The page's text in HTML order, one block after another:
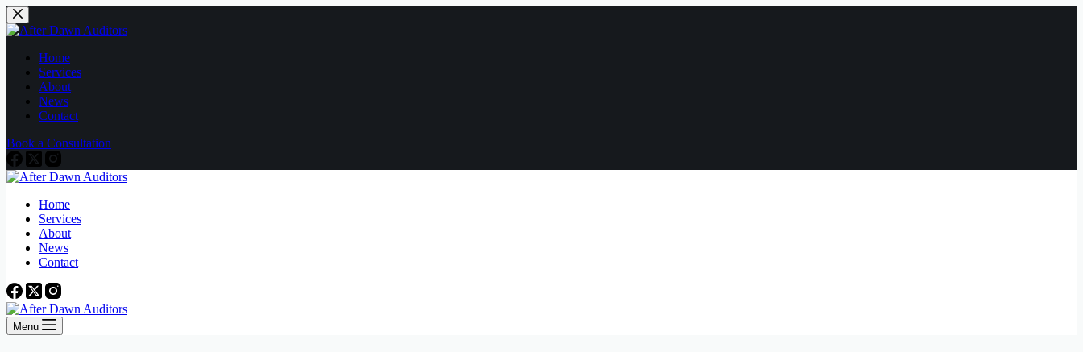
Home
Services
About
News
Contact
Book a Consultation
Home
Services
About
News
Contact
Menu